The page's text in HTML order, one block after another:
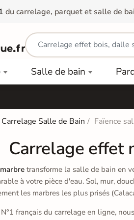
du carrelage, parquet et salle de
Salle de bain
Carrelage Salle de Bain Faïence
Carrelage effet
transforme la salle de bain en
à votre pièce d'eau. Sol, mur,
les marbres les plus prisés
N°1 français du carrelage en ligne,